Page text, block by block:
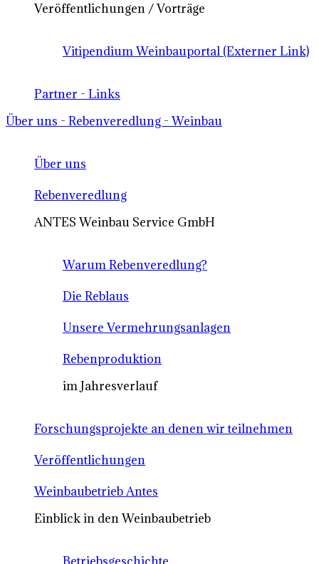
Veröffentlichungen / Vorträge
Vitipendium Weinbauportal (Externer Link)
Partner - Links
Über uns - Rebenveredlung - Weinbau
Über uns
Rebenveredlung
ANTES Weinbau Service GmbH
Warum Rebenveredlung?
Die Reblaus
Unsere Vermehrungsanlagen
Rebenproduktion
im Jahresverlauf
Forschungsprojekte an denen wir teilnehmen
Veröffentlichungen
Weinbaubetrieb Antes
Einblick in den Weinbaubetrieb